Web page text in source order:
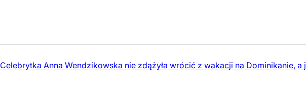
Celebrytka Anna Wendzikowska nie zdążyła wrócić z wakacji na Dominikanie, a